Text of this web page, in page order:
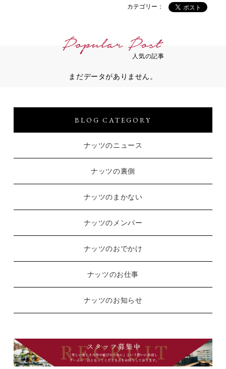
カテゴリー：
人気の記事
まだデータがありません。
BLOG CATEGORY
ナッツのニュース
ナッツの裏側
ナッツのまかない
ナッツのメンバー
ナッツのおでかけ
ナッツのお仕事
ナッツのお知らせ